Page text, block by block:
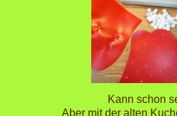
Kann schon
Aber mit der alten